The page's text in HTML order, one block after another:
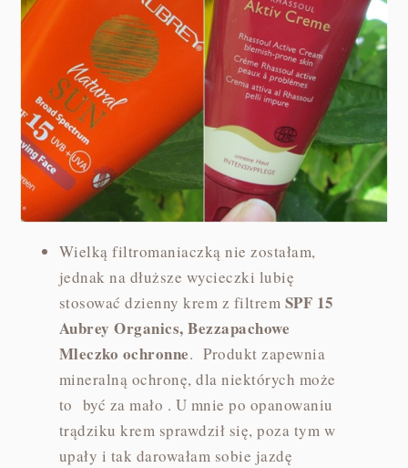
Wielką filtromaniaczką nie zostałam,
jednak na dłuższe wycieczki lubię
stosować dzienny krem z filtrem SPF 15
Aubrey Organics, Bezzapachowe
Mleczko ochronne. Produkt zapewnia
mineralną ochronę, dla niektórych może
to być za mało . U mnie po opanowaniu
trądziku krem sprawdził się, poza tym w
upały i tak darowałam sobie jazdę